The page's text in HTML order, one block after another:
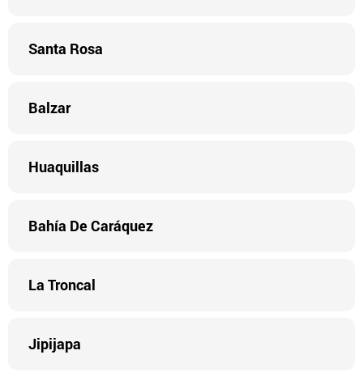
Santa Rosa
Balzar
Huaquillas
Bahía De Caráquez
La Troncal
Jipijapa